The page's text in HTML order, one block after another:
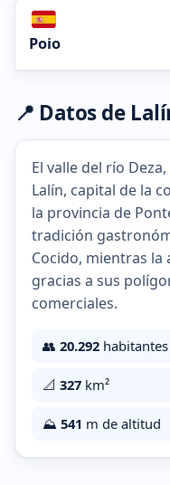
Poio
📍 Datos de
El valle del río
Lalín, capital de la
la provincia de
tradición
Cocido, mientras
gracias a sus
comerciales.
👥 20.292 habitantes
📐 327 km²
⛰️ 541 m de altitud